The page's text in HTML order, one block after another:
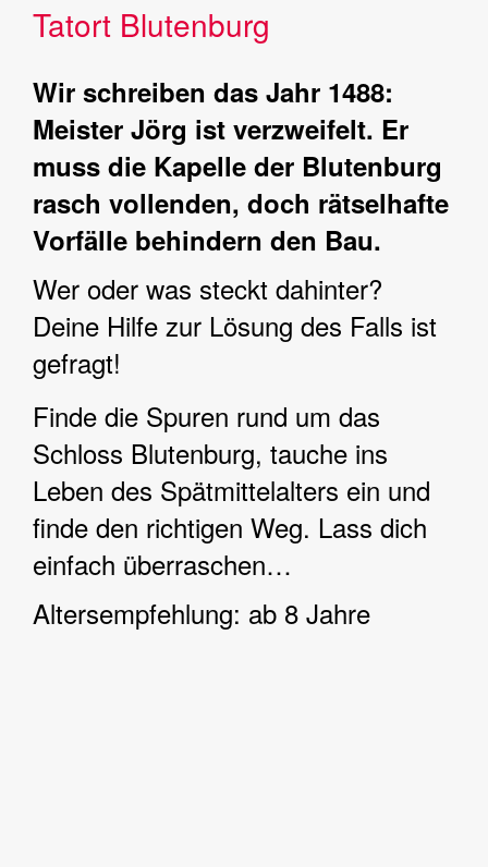
Tatort Blutenburg
Wir schreiben das Jahr 1488:
Meister Jörg ist verzweifelt. Er
muss die Kapelle der Blutenburg
rasch vollenden, doch rätselhafte
Vorfälle behindern den Bau.
Wer oder was steckt dahinter?
Deine Hilfe zur Lösung des Falls ist
gefragt!
Finde die Spuren rund um das
Schloss Blutenburg, tauche ins
Leben des Spätmittelalters ein und
finde den richtigen Weg. Lass dich
einfach überraschen…
Altersempfehlung: ab 8 Jahre